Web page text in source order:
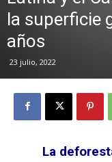
la superficie
años
23 julio, 2022
La